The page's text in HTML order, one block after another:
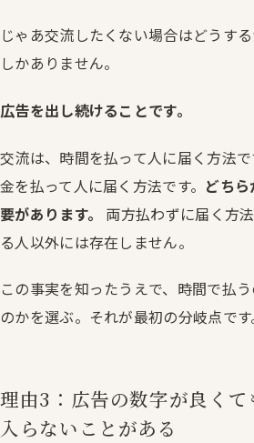
じゃあ交流したくない場合はどうす
しかありません。
広告を出し続けることです。
交流は、時間を払って人に届く方法
金を払って人に届く方法です。 どち
要があります。
両方払わずに届く方
る人以外には存在しません。
この事実を知ったうえで、時間で払
のかを選ぶ。それが最初の分岐点です
理由3：広告の数字が良くて
入らないことがある